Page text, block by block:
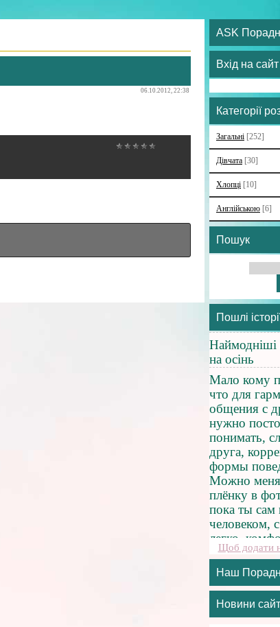
06.10.2012, 22:38
ASK
Вхід на сайт
Категорії
Загальні [252]
Дівчата [30]
Хлопці [10]
Англійською [6]
Пошук
Пошлі
Щоб додати
Наш
Новини